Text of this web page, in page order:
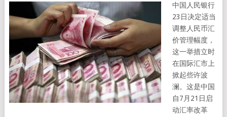
中国人民银行
23日决定适当
调整人民币汇
价管理幅度，
这一举措立时
在国际汇市上
掀起些许波
澜。这是中国
自7月21日启
动汇率改革